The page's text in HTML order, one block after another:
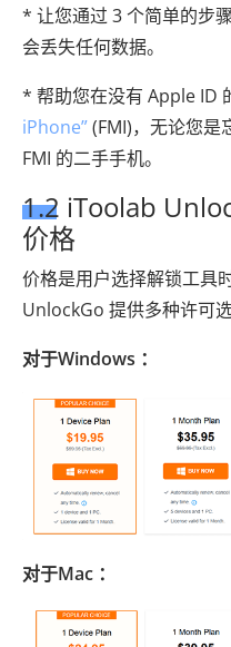
* 让您通过 3 个简单的步骤
会丢失任何数据。
* 帮助您在没有 Apple ID
iPhone”(FMI)，无论您是
FMI 的二手手机。
1.2 iToolab
价格
价格是用户选择解锁工具
UnlockGo 提供多种许可
对于Windows ：
对于Mac ：